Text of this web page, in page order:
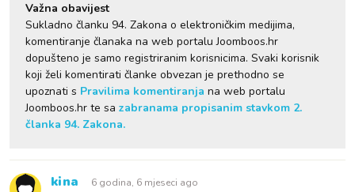
Važna obavijest
Sukladno članku 94. Zakona o elektroničkim medijima,
komentiranje članaka na web portalu Joomboos.hr
dopušteno je samo registriranim korisnicima. Svaki korisnik
koji želi komentirati članke obvezan je prethodno se
upoznati s Pravilima komentiranja na web portalu
Joomboos.hr te sa zabranama propisanim stavkom 2.
članka 94. Zakona.
kina 6 godina, 6 mjeseci ago